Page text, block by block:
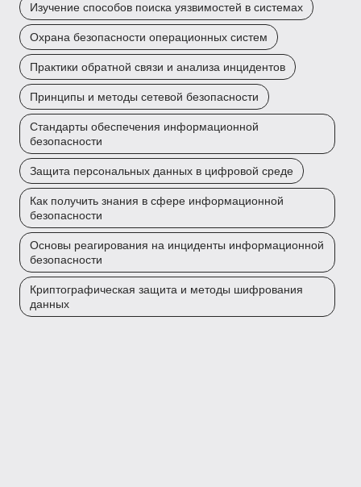
Изучение способов поиска уязвимостей в системах
Охрана безопасности операционных систем
Практики обратной связи и анализа инцидентов
Принципы и методы сетевой безопасности
Стандарты обеспечения информационной
безопасности
Защита персональных данных в цифровой среде
Как получить знания в сфере информационной
безопасности
Основы реагирования на инциденты информационной
безопасности
Криптографическая защита и методы шифрования
данных